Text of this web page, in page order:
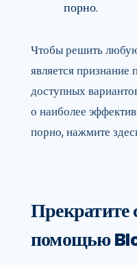
порно.
Чтобы решить
является признание
доступных
о наиболее
порно, нажмите
Прекратите
помощью